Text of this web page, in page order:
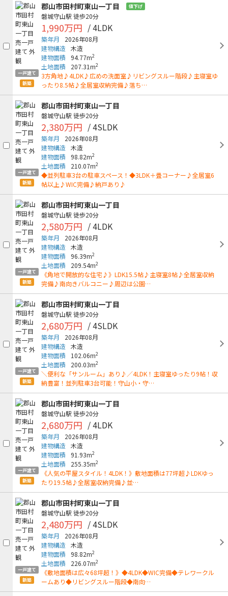
一戸建て
新築
郡山市田村町東山一丁目 値下げ
磐城守山駅 徒歩20分
1,990万円 / 4LDK
築年月
2026年08月
建物構造 木造
建物面積
94.77m2
土地面積 207.31m2
3方角地♪4LDK♪広めの洗面室♪リビングスルー階段♪主寝室ゆ
ったり8.5帖♪全居室収納完備♪落ち…
一戸建て
新築
郡山市田村町東山一丁目
磐城守山駅 徒歩20分
2,380万円 / 4SLDK
築年月
2026年08月
建物構造 木造
建物面積
98.82m2
土地面積 210.07m2
◆並列駐車3台の駐車スペース！◆3LDK＋畳コーナー♪全居室6
帖以上♪WIC完備♪納戸あり♪
一戸建て
新築
郡山市田村町東山一丁目
磐城守山駅 徒歩20分
2,580万円 / 4LDK
築年月
2026年08月
建物構造 木造
建物面積
96.39m2
土地面積 209.54m2
《角地で開放的な住宅♪》LDK15.5帖♪主寝室8帖♪全居室収納
完備♪南向きバルコニー♪周辺は公園…
一戸建て
新築
郡山市田村町東山一丁目
磐城守山駅 徒歩20分
2,680万円 / 4SLDK
築年月
2026年08月
建物構造 木造
建物面積
102.06m2
土地面積 200.03m2
＼便利な「サンルーム」あり♪／4LDK！主寝室ゆったり9帖！収
納豊富！並列駐車3台可能！守山小・守…
一戸建て
新築
郡山市田村町東山一丁目
磐城守山駅 徒歩20分
2,680万円 / 4LDK
築年月
2026年08月
建物構造 木造
建物面積
91.93m2
土地面積 255.35m2
《人気の平屋スタイル！4LDK！》敷地面積は77坪超♪LDKゆっ
たり19.5帖♪全居室収納完備♪並…
一戸建て
新築
郡山市田村町東山一丁目
磐城守山駅 徒歩20分
2,480万円 / 4SLDK
築年月
2026年08月
建物構造 木造
建物面積
98.82m2
土地面積 226.07m2
《敷地面積は広々68坪超！》◆4LDK◆WIC完備◆テレワークル
ームあり◆リビングスルー階段◆南向…